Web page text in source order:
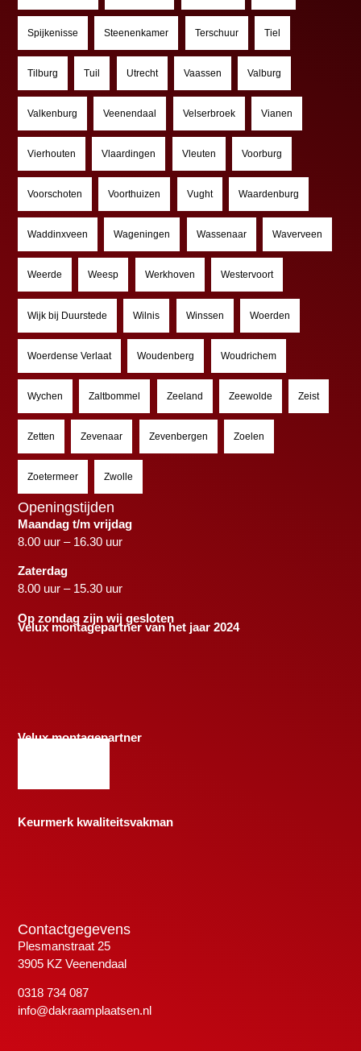
Spijkenisse Steenenkamer Terschuur Tiel
Tilburg Tuil Utrecht Vaassen Valburg
Valkenburg Veenendaal Velserbroek Vianen
Vierhouten Vlaardingen Vleuten Voorburg
Voorschoten Voorthuizen Vught Waardenburg
Waddinxveen Wageningen Wassenaar Waverveen
Weerde Weesp Werkhoven Westervoort
Wijk bij Duurstede Wilnis Winssen Woerden
Woerdense Verlaat Woudenberg Woudrichem
Wychen Zaltbommel Zeeland Zeewolde Zeist
Zetten Zevenaar Zevenbergen Zoelen
Zoetermeer Zwolle
Openingstijden
Maandag t/m vrijdag
8.00 uur – 16.30 uur
Zaterdag
8.00 uur – 15.30 uur
Op zondag zijn wij gesloten
Velux montagepartner van het jaar 2024
Velux montagepartner
Keurmerk kwaliteitsvakman
Contactgegevens
Plesmanstraat 25
3905 KZ Veenendaal
0318 734 087
info@dakraamplaatsen.nl